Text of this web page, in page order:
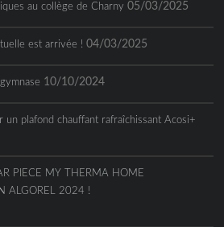
au collège de Charny 05/03/2025
est arrivée ! 04/03/2025
10/10/2024
un plafond chauffant rafraîchissant Acosi+
PIECE MY THERMA HOME
ALGOREL 2024 !